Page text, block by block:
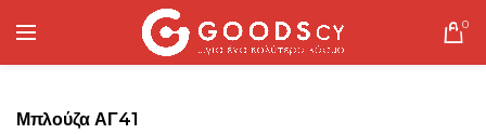
0
Μπλούζα ΑΓ41